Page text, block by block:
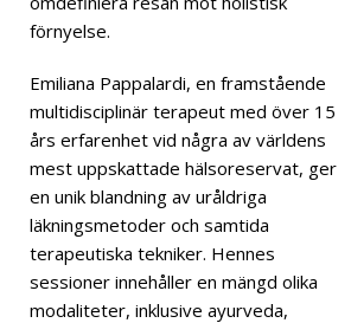
2026
] JW
Marri
förnyelse.
Emiliana Pappalardi, en framstående
multidisciplinär terapeut med över 15
års erfarenhet vid några av världens
mest uppskattade hälsoreservat, ger
en unik blandning av uråldriga
läkningsmetoder och samtida
terapeutiska tekniker. Hennes
sessioner innehåller en mängd olika
modaliteter, inklusive ayurveda,